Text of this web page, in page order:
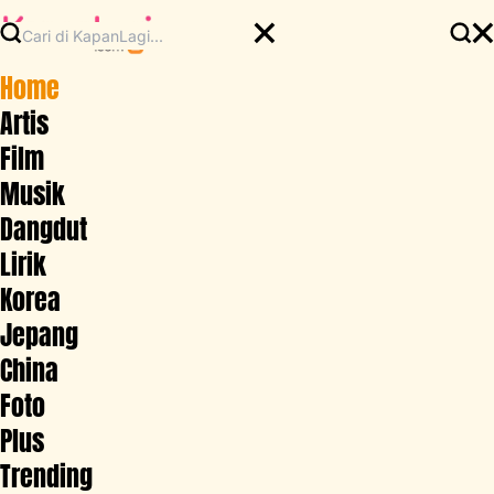
Home
Artis
Film
Musik
Dangdut
Lirik
Korea
Jepang
China
Foto
Plus
Trending